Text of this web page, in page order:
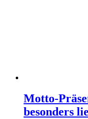
Motto-
besonders